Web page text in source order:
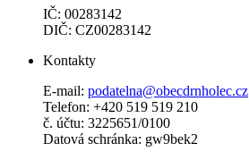
IČ: 00283142
DIČ: CZ00283142
Kontakty
E-mail: podatelna@obecdrnholec.cz
Telefon: +420 519 519 210
č. účtu: 3225651/0100
Datová schránka: gw9bek2